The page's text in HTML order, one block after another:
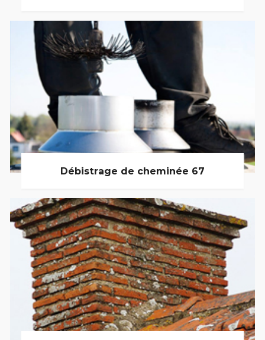
Débistrage de cheminée 67